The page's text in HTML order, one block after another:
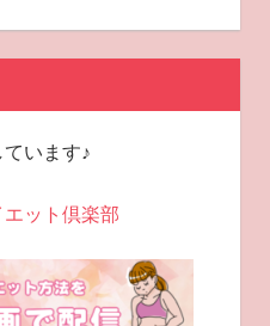
います♪
ット倶楽部